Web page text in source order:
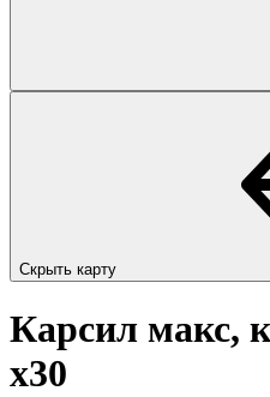
Скрыть карту
Карсил макс,
x30